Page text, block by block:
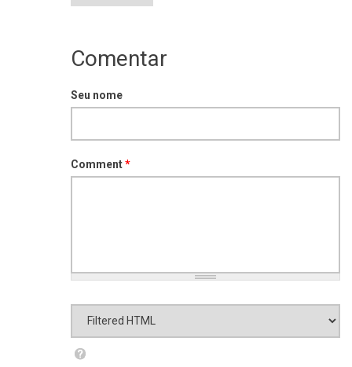
Comentar
Seu nome
Comment*
Formato de texto